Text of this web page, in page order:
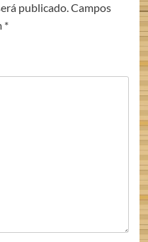
publicado.Campos
*